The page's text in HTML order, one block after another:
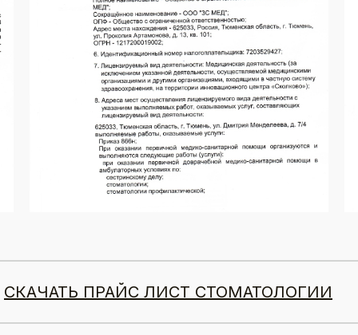
СКАЧАТЬ ПРАЙС ЛИСТ СТОМАТОЛОГИИ